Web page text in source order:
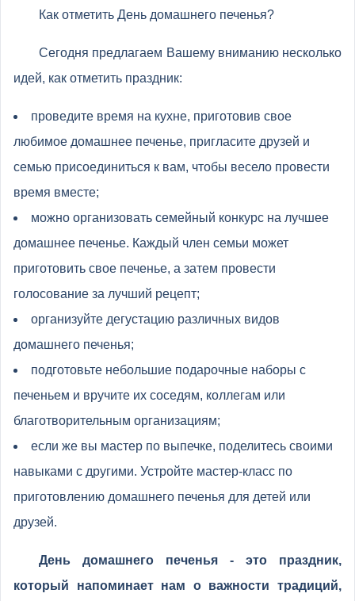
Как отметить День домашнего печенья?
Сегодня предлагаем Вашему вниманию несколько
идей, как отметить праздник:
проведите время на кухне, приготовив свое
любимое домашнее печенье, пригласите друзей и
семью присоединиться к вам, чтобы весело провести
время вместе;
можно организовать семейный конкурс на лучшее
домашнее печенье. Каждый член семьи может
приготовить свое печенье, а затем провести
голосование за лучший рецепт;
организуйте дегустацию различных видов
домашнего печенья;
подготовьте небольшие подарочные наборы с
печеньем и вручите их соседям, коллегам или
благотворительным организациям;
если же вы мастер по выпечке, поделитесь своими
навыками с другими. Устройте мастер-класс по
приготовлению домашнего печенья для детей или
друзей.
День домашнего печенья - это праздник,
который напоминает нам о важности традиций,